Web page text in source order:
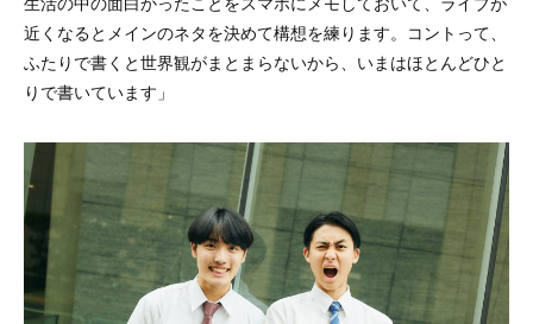
近くなるとメインのネタを決めて構想を練ります。コントって、
ふたりで書くと世界観がまとまらないから、いまはほとんどひと
りで書いています」